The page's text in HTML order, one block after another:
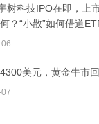
可配合阿里千问模型
树科技IPO在即，上
？“小散”如何借道
美元，黄金牛市